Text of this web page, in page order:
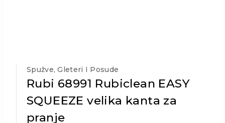
Spužve, Gleteri I Posude
Rubi 68991 Rubiclean EASY
SQUEEZE velika kanta za
pranje